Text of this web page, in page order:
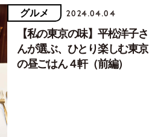
グルメ 2024.04.04
【私の東京の味】平松洋子さ
んが選ぶ、ひとり楽しむ東京
の昼ごはん４軒（前編）